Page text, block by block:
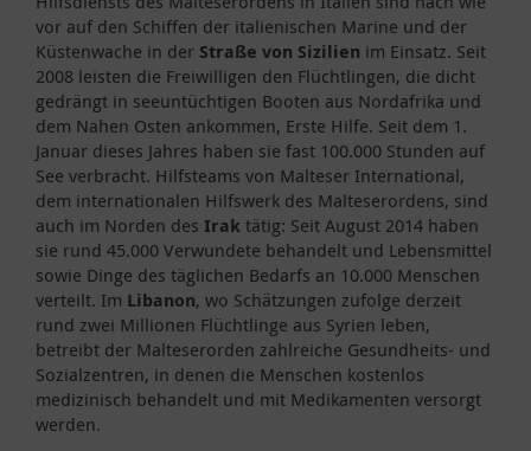
vor auf den Schiffen der italienischen Marine und der
Küstenwache in der Straße von Sizilien im Einsatz. Seit
2008 leisten die Freiwilligen den Flüchtlingen, die dicht
gedrängt in seeuntüchtigen Booten aus Nordafrika und
dem Nahen Osten ankommen, Erste Hilfe. Seit dem 1.
Januar dieses Jahres haben sie fast 100.000 Stunden auf
See verbracht. Hilfsteams von Malteser International,
dem internationalen Hilfswerk des Malteserordens, sind
auch im Norden des Irak tätig: Seit August 2014 haben
sie rund 45.000 Verwundete behandelt und Lebensmittel
sowie Dinge des täglichen Bedarfs an 10.000 Menschen
verteilt. Im Libanon, wo Schätzungen zufolge derzeit
rund zwei Millionen Flüchtlinge aus Syrien leben,
betreibt der Malteserorden zahlreiche Gesundheits- und
Sozialzentren, in denen die Menschen kostenlos
medizinisch behandelt und mit Medikamenten versorgt
werden.